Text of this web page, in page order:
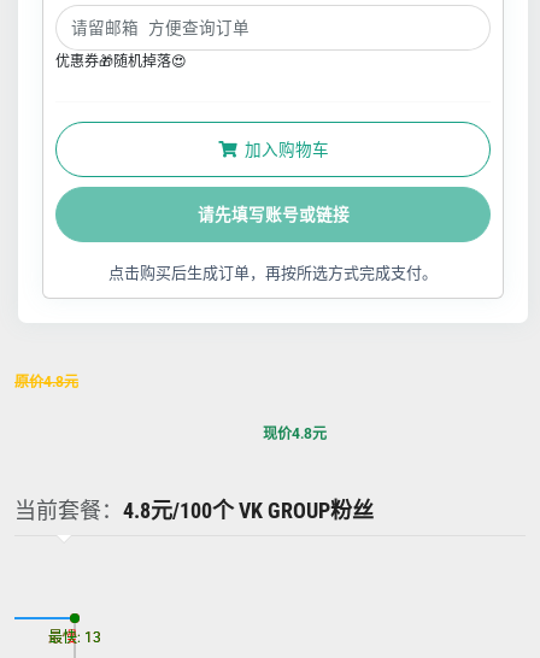
优惠券🎁随机掉落😍
加入购物车
请先填写账号或链接
点击购买后生成订单，再按所选方式完成支付。
原价4.8元
现价4.8元
当前套餐： 4.8元/100个 VK GROUP粉丝
最慢: 13
最快: 13